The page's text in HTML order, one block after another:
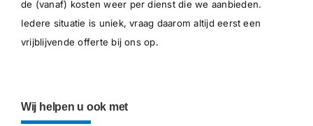
de (vanaf) kosten weer per dienst die we aanbieden.
Iedere situatie is uniek, vraag daarom altijd eerst een
vrijblijvende offerte bij ons op.
Wij helpen u ook met